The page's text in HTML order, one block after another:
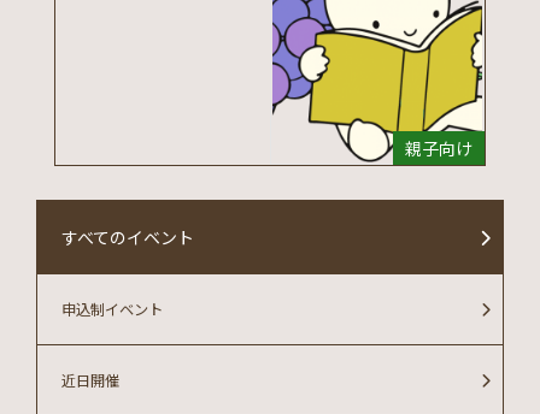
親子向け
すべてのイベント
近日開催
申込制イベント